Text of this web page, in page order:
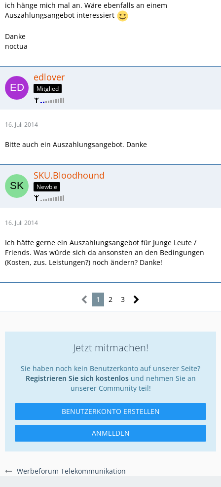
Werbeforum Telekommunikation
ich hänge mich mal an. Wäre ebenfalls an einem
Auszahlungsangebot interessiert
Danke
noctua
edlover
Mitglied
16. Juli 2014
Bitte auch ein Auszahlungsangebot. Danke
SKU.Bloodhound
Newbie
16. Juli 2014
Ich hätte gerne ein Auszahlungsangebot für Junge Leute /
Friends. Was würde sich da ansonsten an den Bedingungen
(Kosten, zus. Leistungen?) noch ändern? Danke!
1 2 3
Jetzt mitmachen!
Sie haben noch kein Benutzerkonto auf unserer Seite?
Registrieren Sie sich kostenlosund nehmen Sie an
unserer Community teil!
BENUTZERKONTO ERSTELLEN
ANMELDEN